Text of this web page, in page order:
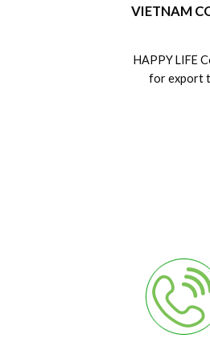
CORE VENEER FACTORY
LIFE Corp is a veneer plywood
export to India and TurkeyXem thêm